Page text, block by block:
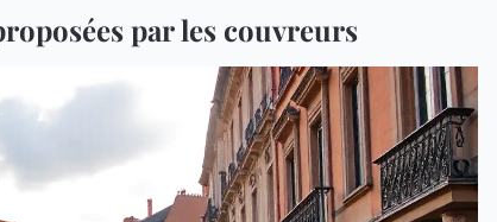
par les couvreurs